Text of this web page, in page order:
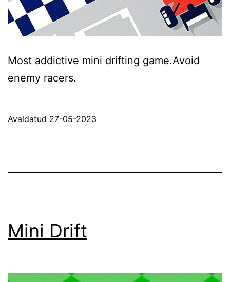
Most addictive mini drifting game.Avoid
enemy racers.
Avaldatud 27-05-2023
Mini Drift